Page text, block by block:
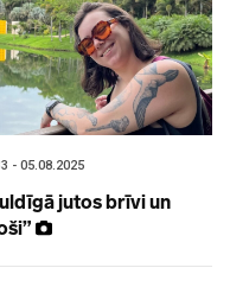
- 05.08.2025
jutos brīvi un